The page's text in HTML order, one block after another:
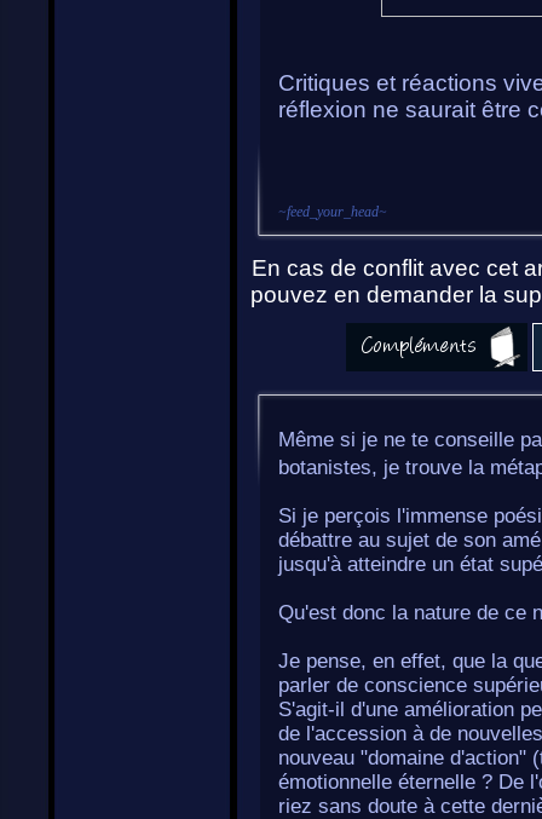
Critiques et réactions
réflexion ne saurait être
~feed_your_head~
En cas de conflit avec cet
pouvez en demander la
Même si je ne te conseille
botanistes, je trouve la
Si je perçois l'immense
débattre au sujet de son
jusqu'à atteindre un état
Qu'est donc la nature de ce
Je pense, en effet, que la
parler de conscience
S'agit-il d'une amélioration
de l'accession à de
nouveau "domaine d'action"
émotionnelle éternelle ? De
riez sans doute à cette